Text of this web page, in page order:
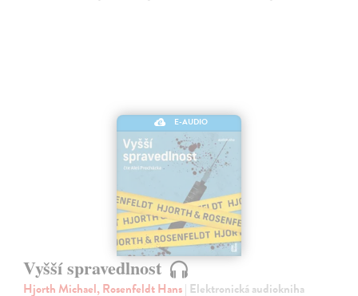
E-AUDIO
Vyšší spravedlnost
Hjorth Michael, Rosenfeldt Hans| Elektronická audiokniha